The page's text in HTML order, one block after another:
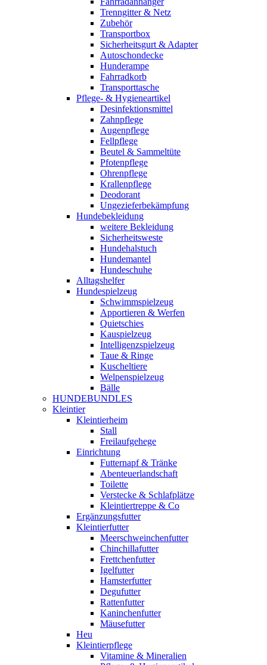
Trenngitter & Netz
Zubehör
Transportbox
Sicherheitsgurt & Adapter
Autoschondecke
Hunderampe
Fahrradkorb
Transporttasche
Pflege- & Hygieneartikel
Desinfektionsmittel
Zahnpflege
Augenpflege
Fellpflege
Beutel & Sammeltüte
Pfotenpflege
Ohrenpflege
Krallenpflege
Deodorant
Ungezieferbekämpfung
Hundebekleidung
weitere Bekleidung
Sicherheitsweste
Hundehalstuch
Hundemantel
Hundeschuhe
Alltagshelfer
Hundespielzeug
Schwimmspielzeug
Apportieren & Werfen
Quietschies
Kauspielzeug
Intelligenzspielzeug
Taue & Ringe
Kuscheltiere
Welpenspielzeug
Bälle
HUNDEBUNDLES
Kleintier
Kleintierheim
Stall
Freilaufgehege
Einrichtung
Futternapf & Tränke
Abenteuerlandschaft
Toilette
Verstecke & Schlafplätze
Kleintiertreppe & Co
Ergänzungsfutter
Kleintierfutter
Meerschweinchenfutter
Chinchillafutter
Frettchenfutter
Igelfutter
Hamsterfutter
Degufutter
Rattenfutter
Kaninchenfutter
Mäusefutter
Heu
Kleintierpflege
Vitamine & Mineralien